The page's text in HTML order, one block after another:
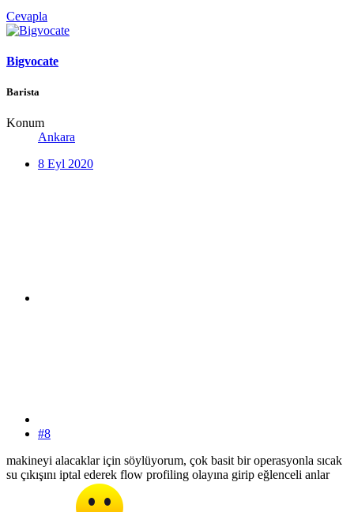
Cevapla
Bigvocate
Barista
Konum
Ankara
8 Eyl 2020
#8
makineyi alacaklar için söylüyorum, çok basit bir operasyonla sıcak
su çıkışını iptal ederek flow profiling olayına girip eğlenceli anlar